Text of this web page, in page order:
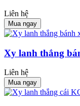
Liên hệ
Mua ngay
Xy lanh thắng
Liên hệ
Mua ngay